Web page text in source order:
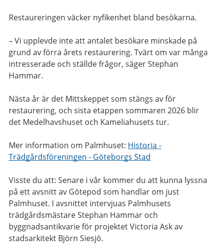
Restaureringen väcker nyfikenhet bland besökarna.
– Vi upplevde inte att antalet besökare minskade på
grund av förra årets restaurering. Tvärt om var många
intresserade och ställde frågor, säger Stephan
Hammar.
Nästa år är det Mittskeppet som stängs av för
restaurering, och sista etappen sommaren 2026 blir
det Medelhavshuset och Kameliahusets tur.
Mer information om Palmhuset: Historia -
Trädgårdsföreningen - Göteborgs Stad
Visste du att: Senare i vår kommer du att kunna lyssna
på ett avsnitt av Götepod som handlar om just
Palmhuset. I avsnittet intervjuas Palmhusets
trädgårdsmästare Stephan Hammar och
byggnadsantikvarie för projektet Victoria Ask av
stadsarkitekt Björn Siesjö.